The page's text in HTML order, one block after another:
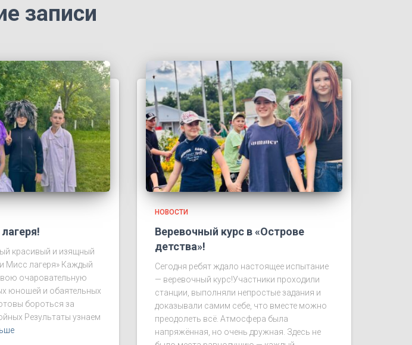
записи
красивый и изящный
Мисс лагеря» Каждый
очаровательную
юношей и обаятельных
бороться за
Результаты узнаем
НОВОСТИ
Веревочный курс в «Острове
детства»!
Сегодня ребят ждало настоящее испытание
— веревочный курс!Участники проходили
станции, выполняли непростые задания и
доказывали самим себе, что вместе можно
преодолеть всё. Атмосфера была
напряжённая, но очень дружная. Здесь не